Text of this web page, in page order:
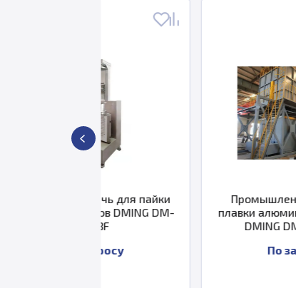
Промышленная печь для
плавки алюминиевых сплавов
DMING DM-AASF280